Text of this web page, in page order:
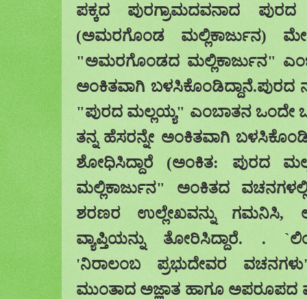
ಪಕ್ಕದ ಪುರಗ್ರಾಮದವನಾದ
(ಅಮರಗೊಂಡ ಮಲ್ಲಿಕಾರ್ಜುನ)
"ಅಮರಗೊಂಡದ ಮಲ್ಲಿಕಾರ್ಜುನ"
ಅಂಕಿತವಾಗಿ
"ಪುರದ ಮಲ್ಲಯ್ಯ" ಎಂಬಾತನ ಒಂದೇ
ತನ್ನ ಹೆಸರನ್ನೇ ಅಂಕಿತವಾಗಿ
ಶೋಧಿಸಿದ್ದಾರೆ (ಅಂಕಿತ: ಪುರದ
ಮಲ್ಲಿಕಾರ್ಜುನ" ಅಂಕಿತದ
ಶರಣರ ಉಲ್ಲೇಖವನ್ನು ಗಮನಿಸಿ,
ವ್ಯಾಪ್ತಿಯನ್ನು ತೋರಿಸಿದ್ದಾರೆ. . `
'ನಿರಾಲಂಬ ಪ್ರಭುದೇವರ ವಚನಗಳು
ಮುಂತಾದ ಅಜ್ಞಾತ ಹಾಗೂ ಅಪರೂಪದ